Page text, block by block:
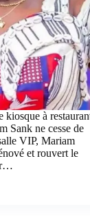
kiosque à
Sank ne cesse de
VIP, Mariam
et rouvert le